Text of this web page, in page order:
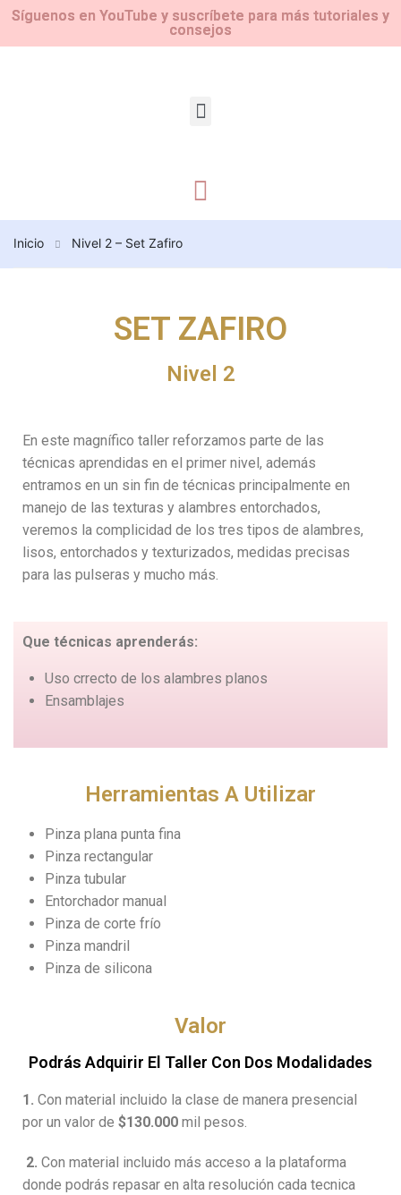
Síguenos en YouTube y suscríbete para más tutoriales y
consejos
Inicio Nivel 2 – Set Zafiro
SET ZAFIRO
Nivel 2
En este magnífico taller reforzamos parte de las
técnicas aprendidas en el primer nivel, además
entramos en un sin fin de técnicas principalmente en
manejo de las texturas y alambres entorchados,
veremos la complicidad de los tres tipos de alambres,
lisos, entorchados y texturizados, medidas precisas
para las pulseras y mucho más.
Que técnicas aprenderás:
Uso crrecto de los alambres planos
Ensamblajes
Herramientas A Utilizar
Pinza plana punta fina
Pinza rectangular
Pinza tubular
Entorchador manual
Pinza de corte frío
Pinza mandril
Pinza de silicona
Valor
Podrás Adquirir El Taller Con Dos Modalidades
1. Con material incluido la clase de manera presencial
por un valor de $130.000 mil pesos.
2. Con material incluido más acceso a la plataforma
donde podrás repasar en alta resolución cada tecnica